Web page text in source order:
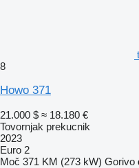
8
Howo 371
21.000 $ ≈ 18.180 €
Tovornjak prekucnik
2023
Euro 2
Moč 371 KM (273 kW) Gorivo